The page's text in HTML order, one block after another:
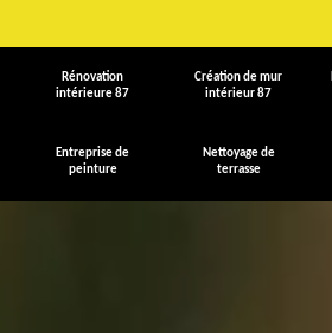
Rénovation
intérieure 87
Création de mur
intérieur 87
Entreprise de
peinture
Nettoyage de
terrasse